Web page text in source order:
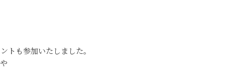
トも参加いたしました。